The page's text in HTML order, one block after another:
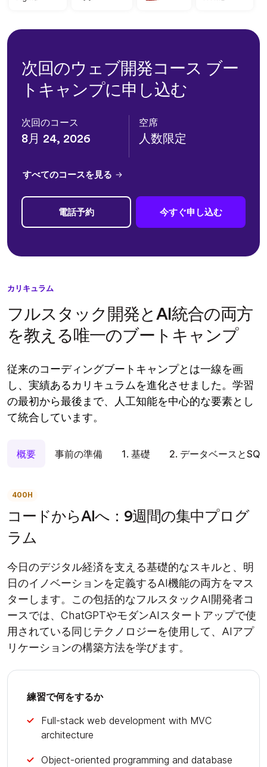
次回のウェブ開発コース ブー
トキャンプに申し込む
次回のコース
8月 24, 2026
空席
人数限定
すべてのコースを見る
電話予約 今すぐ申し込む
カリキュラム
フルスタック開発とAI統合の両方
を教える唯一のブートキャンプ
従来のコーディングブートキャンプとは一線を画
し、実績あるカリキュラムを進化させました。学習
の最初から最後まで、人工知能を中心的な要素とし
て統合しています。
概要 事前の準備 1. 基礎 2. データベースとSQL
400H
コードからAIへ：9週間の集中プログ
ラム
今日のデジタル経済を支える基礎的なスキルと、明
日のイノベーションを定義するAI機能の両方をマス
ターします。この包括的なフルスタックAI開発者コ
ースでは、ChatGPTやモダンAIスタートアップで使
用されている同じテクノロジーを使用して、AIアプ
リケーションの構築方法を学びます。
練習で何をするか
Full-stack web development with MVC
architecture
Object-oriented programming and database